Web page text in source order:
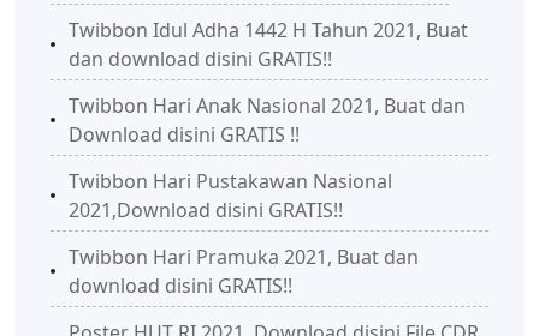
Twibbon Idul Adha 1442 H Tahun 2021, Buat
dan download disini GRATIS!!
Twibbon Hari Anak Nasional 2021, Buat dan
Download disini GRATIS !!
Twibbon Hari Pustakawan Nasional
2021,Download disini GRATIS!!
Twibbon Hari Pramuka 2021, Buat dan
download disini GRATIS!!